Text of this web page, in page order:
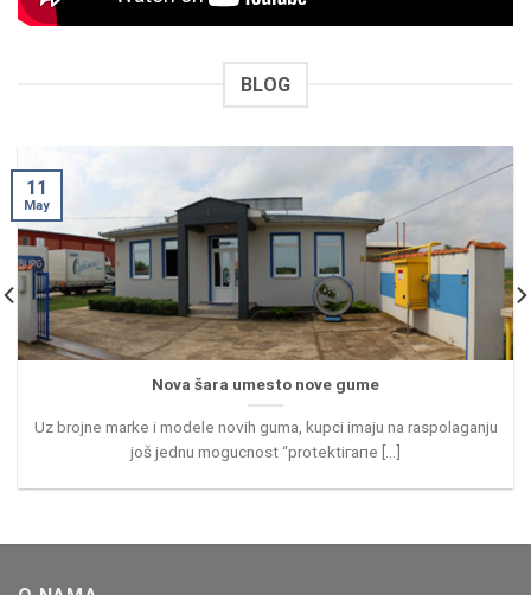
BLOG
Nova šara umesto nove gume
Uz brojne marke i modele novih guma, kupci imaju na raspolaganju
još jednu mogucnost “protektiгапе [...]
11
May